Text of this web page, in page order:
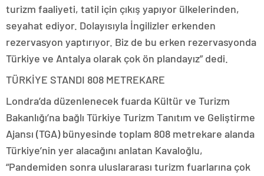
turizm faaliyeti, tatil için çıkış yapıyor ülkelerinden,
seyahat ediyor. Dolayısıyla İngilizler erkenden
rezervasyon yaptırıyor. Biz de bu erken rezervasyonda
Türkiye ve Antalya olarak çok ön plandayız” dedi.
TÜRKİYE STANDI 808 METREKARE
Londra’da düzenlenecek fuarda Kültür ve Turizm
Bakanlığı’na bağlı Türkiye Turizm Tanıtım ve Geliştirme
Ajansı (TGA) bünyesinde toplam 808 metrekare alanda
Türkiye’nin yer alacağını anlatan Kavaloğlu,
“Pandemiden sonra uluslararası turizm fuarlarına çok